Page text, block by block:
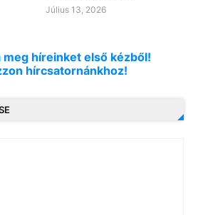
Július 13, 2026
meg híreinket első kézből!
hírcsatornánkhoz!